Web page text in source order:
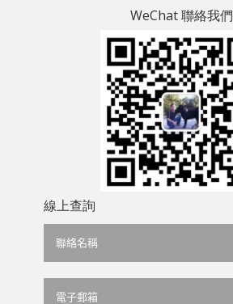
WeChat 聯絡我們
線上查詢